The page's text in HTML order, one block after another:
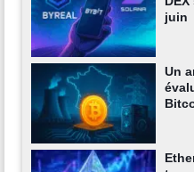
juin
Un